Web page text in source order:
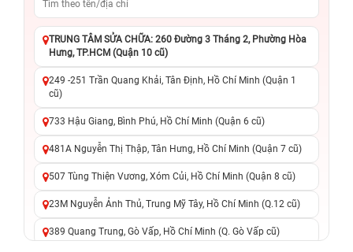
TRUNG TÂM SỬA CHỮA: 260 Đường 3 Tháng 2, Phường Hòa
Hưng, TP.HCM (Quận 10 cũ)
249 -251 Trần Quang Khải, Tân Định, Hồ Chí Minh (Quận 1
cũ)
733 Hậu Giang, Bình Phú, Hồ Chí Minh (Quận 6 cũ)
481A Nguyễn Thị Thập, Tân Hưng, Hồ Chí Minh (Quận 7 cũ)
507 Tùng Thiện Vương, Xóm Củi, Hồ Chí Minh (Quận 8 cũ)
23M Nguyễn Ảnh Thủ, Trung Mỹ Tây, Hồ Chí Minh (Q.12 cũ)
389 Quang Trung, Gò Vấp, Hồ Chí Minh (Q. Gò Vấp cũ)